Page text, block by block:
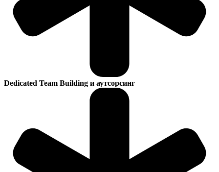
Dedicated Team Building и аутсорсинг